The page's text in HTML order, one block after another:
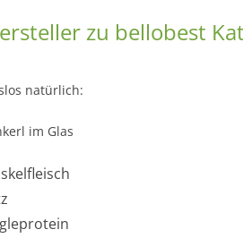
zu bellobest
natürlich:
im Glas